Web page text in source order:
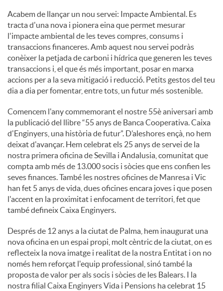
g
u
t
s
Acabem de llançar un nou servei: Impacte Ambiental. Es
tracta d'una nova i pionera eina que permet mesurar
l'impacte ambiental de les teves compres, consums i
transaccions financeres. Amb aquest nou servei podràs
conèixer la petjada de carboni i hídrica que generen les teves
transaccions i, el que és més important, posar en marxa
accions per a la seva mitigació i reducció. Petits gestos del teu
dia a dia per fomentar, entre tots, un futur més sostenible.
Comencem l'any commemorant el nostre 55è aniversari amb
la publicació del llibre “55 anys de Banca Cooperativa. Caixa
d'Enginyers, una història de futur”. D’aleshores ençà, no hem
deixat d'avançar. Hem celebrat els 25 anys de servei de la
nostra primera oficina de Sevilla i Andalusia, comunitat que
compta amb més de 13.000 socis i sòcies que ens confien les
seves finances. També les nostres oficines de Manresa i Vic
han fet 5 anys de vida, dues oficines encara joves i que posen
l'accent en la proximitat i enfocament de territori, fet que
també defineix Caixa Enginyers.
Després de 12 anys a la ciutat de Palma, hem inaugurat una
nova oficina en un espai propi, molt cèntric de la ciutat, on es
reflecteix la nova imatge i realitat de la nostra Entitat i on no
només hem reforçat l'equip professional, sinó també la
proposta de valor per als socis i sòcies de les Balears. I la
nostra filial Caixa Enginyers Vida i Pensions ha celebrat 15